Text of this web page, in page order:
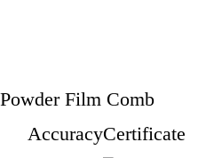
Film Comb
AccuracyCertificate